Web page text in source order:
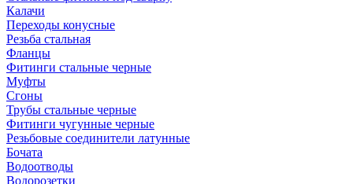
Калачи
Переходы конусные
Резьба стальная
Фланцы
Фитинги стальные черные
Муфты
Сгоны
Трубы стальные черные
Фитинги чугунные черные
Резьбовые соединители латунные
Бочата
Водоотводы
Водорозетки